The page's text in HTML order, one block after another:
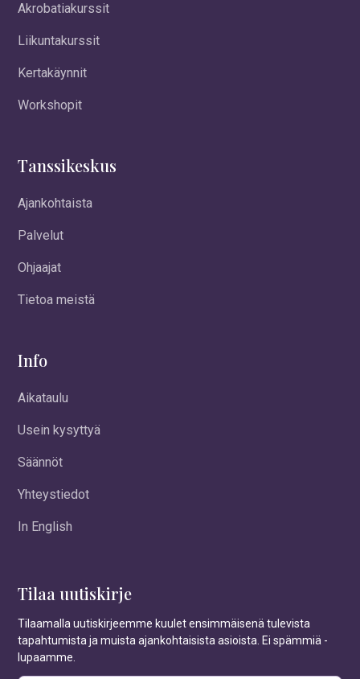
Akrobatiakurssit
Liikuntakurssit
Kertakäynnit
Workshopit
Tanssikeskus
Ajankohtaista
Palvelut
Ohjaajat
Tietoa meistä
Info
Aikataulu
Usein kysyttyä
Säännöt
Yhteystiedot
In English
Tilaa uutiskirje
Tilaamalla uutiskirjeemme kuulet ensimmäisenä tulevista
tapahtumista ja muista ajankohtaisista asioista. Ei spämmiä -
lupaamme.